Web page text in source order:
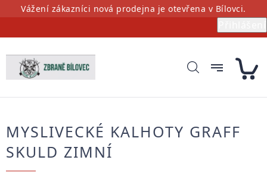
PřejítVážení zákazníci nová prodejna je otevřena v Bílovci.
MYSLIVECKÉ KALHOTY GRAFF
SKULD ZIMNÍ